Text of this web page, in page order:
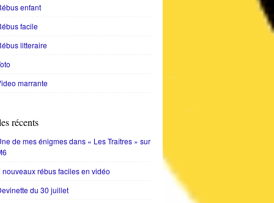
enfant
facile
litteraire
marrante
récents
de mes énigmes dans « Les Traîtres » sur
nouveaux rébus faciles en vidéo
du 30 juillet